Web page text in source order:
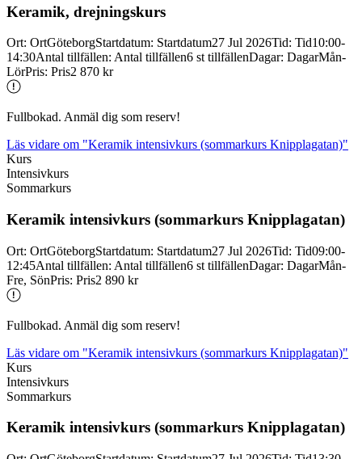
Keramik, drejningskurs
Ort: OrtGöteborgStartdatum: Startdatum27 Jul 2026Tid: Tid10:00-
14:30Antal tillfällen: Antal tillfällen6 st tillfällenDagar: DagarMån-
LörPris: Pris2 870 kr
Fullbokad. Anmäl dig som reserv!
Läs vidare om "Keramik intensivkurs (sommarkurs Knipplagatan)"
Kurs
Intensivkurs
Sommarkurs
Keramik intensivkurs (sommarkurs Knipplagatan)
Ort: OrtGöteborgStartdatum: Startdatum27 Jul 2026Tid: Tid09:00-
12:45Antal tillfällen: Antal tillfällen6 st tillfällenDagar: DagarMån-
Fre, SönPris: Pris2 890 kr
Fullbokad. Anmäl dig som reserv!
Läs vidare om "Keramik intensivkurs (sommarkurs Knipplagatan)"
Kurs
Intensivkurs
Sommarkurs
Keramik intensivkurs (sommarkurs Knipplagatan)